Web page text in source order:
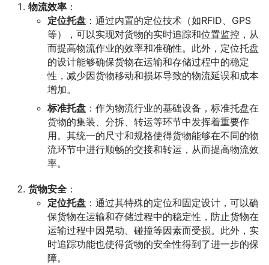
物流效率 ：
定位托盘 ：通过内置的定位技术（如RFID、GPS
等），可以实现对货物的实时追踪和位置监控，从
而提高物流作业的效率和准确性。此外，定位托盘
的设计能够确保货物在运输和存储过程中的稳定
性，减少因货物移动和损坏导致的物流延误和成本
增加。
标准托盘 ：作为物流行业的基础设备，标准托盘在
货物的集装、分拆、转运等环节中发挥着重要作
用。其统一的尺寸和规格使得货物能够在不同的物
流环节中进行顺畅的交接和转运，从而提高物流效
率。
货物安全 ：
定位托盘 ：通过其特殊的定位和固定设计，可以确
保货物在运输和存储过程中的稳定性，防止货物在
运输过程中因晃动、碰撞等因素而受损。此外，实
时追踪功能也使得货物的安全性得到了进一步的保
障。